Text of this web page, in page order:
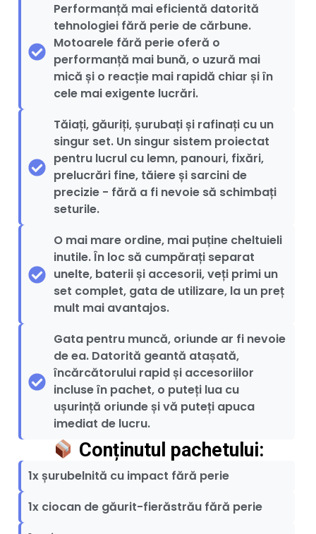
Performanță mai eficientă datorită
tehnologiei fără perie de cărbune.
Motoarele fără perie oferă o
performanță mai bună, o uzură mai
mică și o reacție mai rapidă chiar și în
cele mai exigente lucrări.
Tăiați, găuriți, șurubați și rafinați cu un
singur set. Un singur sistem proiectat
pentru lucrul cu lemn, panouri, fixări,
prelucrări fine, tăiere și sarcini de
precizie - fără a fi nevoie să schimbați
seturile.
O mai mare ordine, mai puține cheltuieli
inutile. În loc să cumpărați separat
unelte, baterii și accesorii, veți primi un
set complet, gata de utilizare, la un preț
mult mai avantajos.
Gata pentru muncă, oriunde ar fi nevoie
de ea. Datorită geantă atașată,
încărcătorului rapid și accesoriilor
incluse în pachet, o puteți lua cu
ușurință oriunde și vă puteți apuca
imediat de lucru.
Conținutul pachetului:
1x șurubelnită cu impact fără perie
1x ciocan de găurit-fierăstrău fără perie